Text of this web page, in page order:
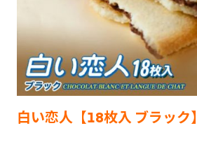
白い恋人【18枚入 ブラック】